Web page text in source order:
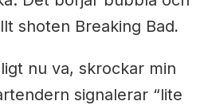
shoten Breaking Bad.
nu va, skrockar min
signalerar “lite